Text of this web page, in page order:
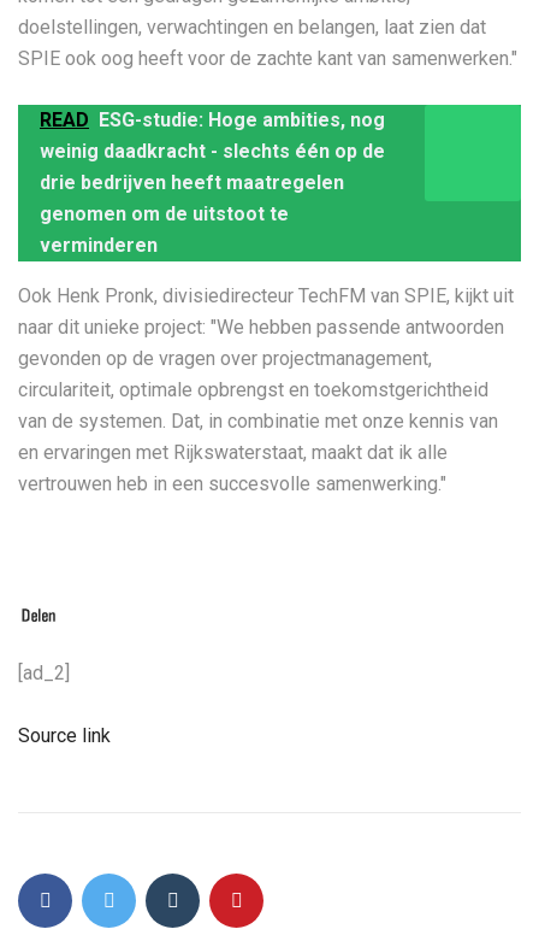
doelstellingen, verwachtingen en belangen, laat zien dat
SPIE ook oog heeft voor de zachte kant van samenwerken.″
READ ESG-studie: Hoge ambities, nog
weinig daadkracht - slechts één op de
drie bedrijven heeft maatregelen
genomen om de uitstoot te
verminderen
Ook Henk Pronk, divisiedirecteur TechFM van SPIE, kijkt uit
naar dit unieke project: ″We hebben passende antwoorden
gevonden op de vragen over projectmanagement,
circulariteit, optimale opbrengst en toekomstgerichtheid
van de systemen. Dat, in combinatie met onze kennis van
en ervaringen met Rijkswaterstaat, maakt dat ik alle
vertrouwen heb in een succesvolle samenwerking.″
[ad_2]
Source link